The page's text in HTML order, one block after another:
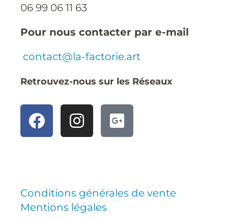
06 99 06 11 63
Pour nous contacter par e-mail
contact@la-factorie.art
Retrouvez-nous sur les Réseaux
Conditions générales de vente
Mentions légales